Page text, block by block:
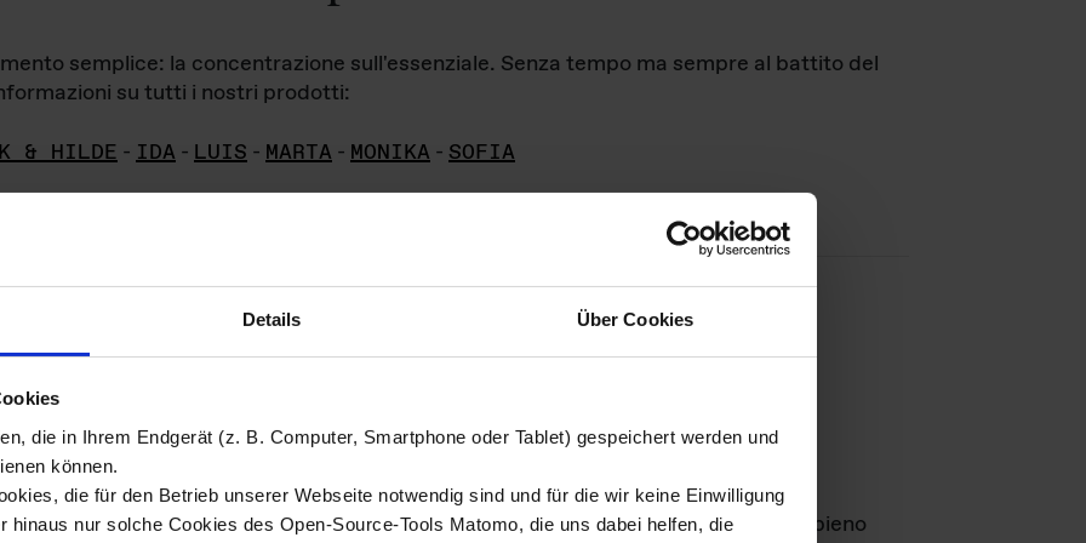
Details Über Cookies
die in Ihrem Endgerät (z. B. Computer, Smartphone oder Tablet) gespeichert werden und
können.
die für den Betrieb unserer Webseite notwendig sind und für die wir keine Einwilligung
hinaus nur solche Cookies des Open-Source-Tools Matomo, die uns dabei helfen, die
semplice: la concentrazione sull'essenziale. Senza tempo ma sempre al battito del
su tutti i nostri prodotti:
& HILDE - IDA - LUIS - MARTA - MONIKA - SOFIA
di immagini
materiale fotografico sono detenuti daDas ganze LebenGmbH e rimangono in pieno